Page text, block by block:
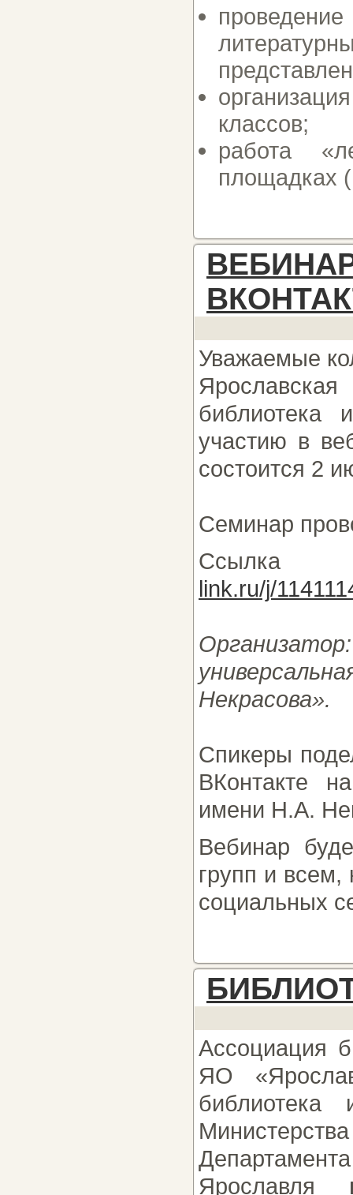
классов;
работа
площадках
Уважаемые
библиотека
участию в
состоится 2
Семинар
Ссылка
link.ru/j/
Некрасова».
Спикеры
ВКонтакте
имени Н.А.
Вебинар
групп и всем,
социальных
Ассоциация
ЯО
Ярославля